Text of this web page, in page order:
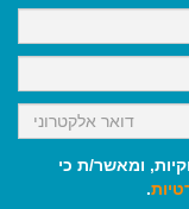
k
ומאשר/ת כי
.